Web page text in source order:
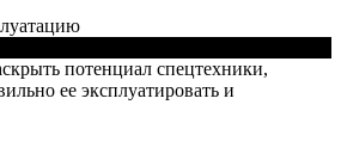
потенциал спецтехники,
ее эксплуатировать и